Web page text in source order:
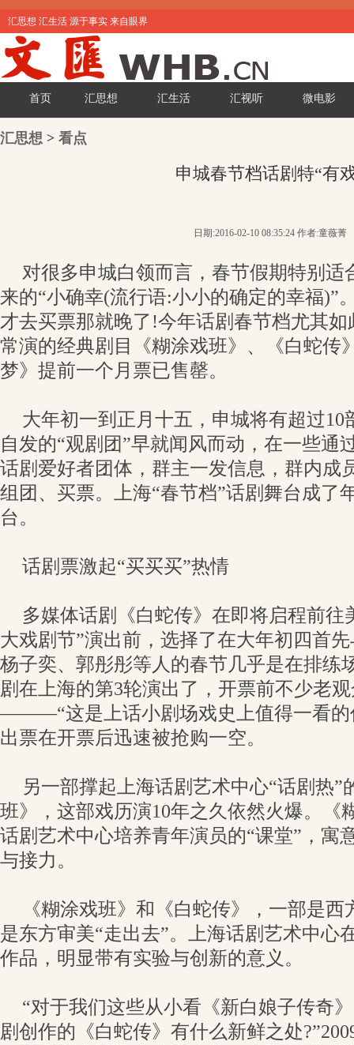
汇思想 汇生活 源于事实 来自眼界
首页 汇思想 汇生活 汇视听 微电影
汇思想 > 看点
申城春节档话剧特“有
日期:2016-02-10 08:35:24 作者:童薇菁
对很多申城白领而言，春节假期特别适
来的“小确幸(流行语:小小的确定的幸福)”
才去买票那就晚了!今年话剧春节档尤其
常演的经典剧目《糊涂戏班》、《白蛇传
梦》提前一个月票已售罄。
大年初一到正月十五，申城将有超过10
自发的“观剧团”早就闻风而动，在一些通
话剧爱好者团体，群主一发信息，群内成
组团、买票。上海“春节档”话剧舞台成了
台。
话剧票激起“买买买”热情
多媒体话剧《白蛇传》在即将启程前往
大戏剧节”演出前，选择了在大年初四首
杨子奕、郭彤彤等人的春节几乎是在排练
剧在上海的第3轮演出了，开票前不少老
———“这是上话小剧场戏史上值得一看的
出票在开票后迅速被抢购一空。
另一部撑起上海话剧艺术中心“话剧热”
班》，这部戏历演10年之久依然火爆。《
话剧艺术中心培养青年演员的“课堂”，寓
与接力。
《糊涂戏班》和《白蛇传》，一部是
是东方审美“走出去”。上海话剧艺术中心
作品，明显带有实验与创新的意义。
“对于我们这些从小看《新白娘子传奇
剧创作的《白蛇传》有什么新鲜之处